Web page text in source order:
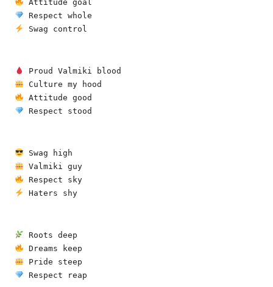
Attitude goal
Respect whole
Swag control
Proud Valmiki blood
Culture my hood
Attitude good
Respect stood
Swag high
Valmiki guy
Respect sky
Haters shy
Roots deep
Dreams keep
Pride steep
Respect reap